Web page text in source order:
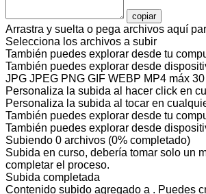
copiar
Arrastra y suelta o pega archivos aquí
Selecciona los archivos a subir
También puedes explorar desde tu
También puedes explorar desde
JPG JPEG PNG GIF WEBP MP4 máx
Personaliza la subida al hacer click en
Personaliza la subida al tocar en
También puedes explorar desde tu
También puedes explorar desde
Subiendo 0 archivos (0% completado)
Subida en curso, debería tomar solo un
completar el proceso.
Subida completada
Contenido subido agregado a . Puedes